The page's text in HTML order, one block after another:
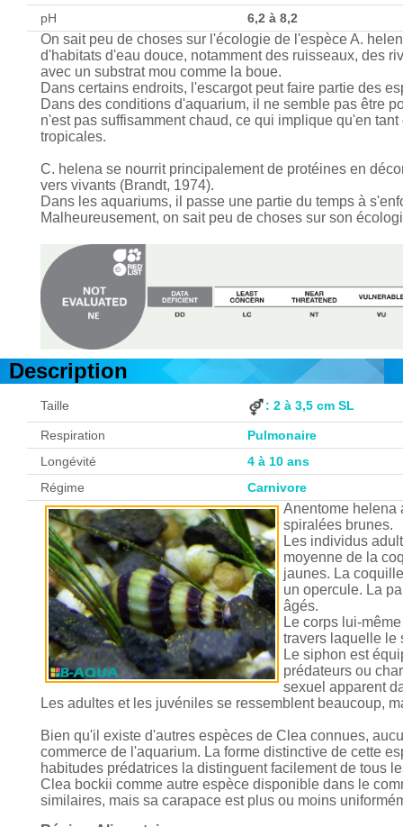
pH
6,2 à 8,2
On sait peu de choses sur l'écologie de l'espèce A.
d'habitats d'eau douce, notamment des ruisseaux, des
avec un substrat mou comme la boue.
Dans certains endroits, l'escargot peut faire partie des
Dans des conditions d'aquarium, il ne semble pas être
n'est pas suffisamment chaud, ce qui implique qu'en
tropicales.
C. helena se nourrit principalement de protéines en
vers vivants (Brandt, 1974).
Dans les aquariums, il passe une partie du temps à
Malheureusement, on sait peu de choses sur son
Description
Taille : 2 à 3,5 cm SL
Respiration
Pulmonaire
Longévité
4 à 10 ans
Régime
Carnivore
Anentome helena
spiralées brunes.
Les individus
moyenne de la
jaunes. La
un opercule. La
âgés.
Le corps lui-
travers laquelle le
Le siphon est
prédateurs ou
sexuel apparent
Les adultes et les juvéniles se ressemblent beaucoup,
Bien qu'il existe d'autres espèces de Clea connues,
commerce de l'aquarium. La forme distinctive de cette
habitudes prédatrices la distinguent facilement de tous
Clea bockii comme autre espèce disponible dans le
similaires, mais sa carapace est plus ou moins